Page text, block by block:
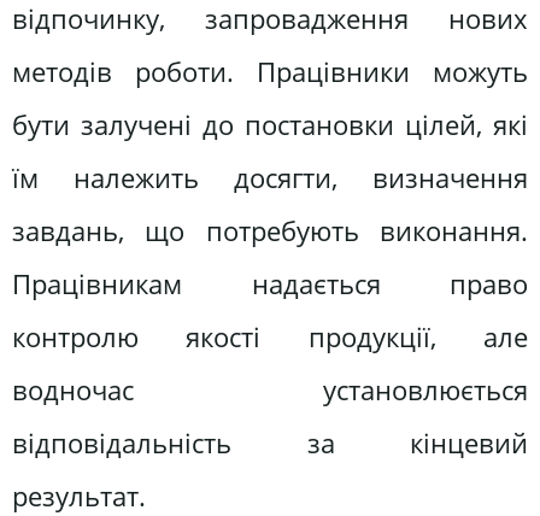
відпочинку, запровадження нових
методів роботи. Працівники можуть
бути залучені до постановки цілей, які
їм належить досягти, визначення
завдань, що потребують виконання.
Працівникам надається право
контролю якості продукції, але
водночас установлюється
відповідальність за кінцевий
результат.